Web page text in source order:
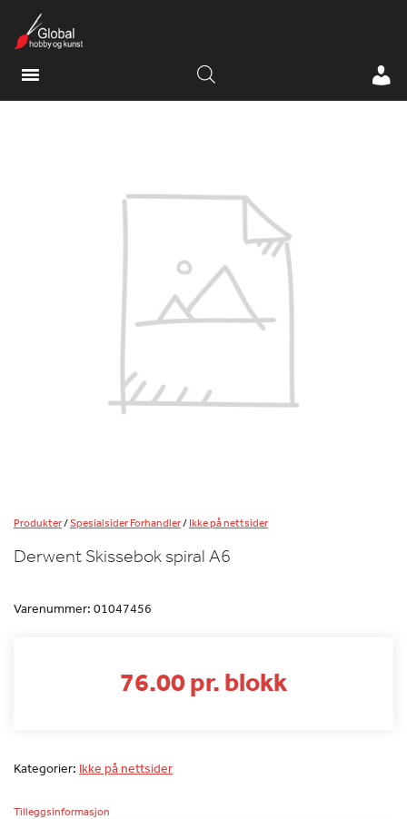
Produkter/Spesialsider Forhandler/Ikke på nettsider
Derwent Skissebok spiral A6
Varenummer: 01047456
76.00 pr. blokk
Kategorier: Ikke på nettsider
Tilleggsinformasjon